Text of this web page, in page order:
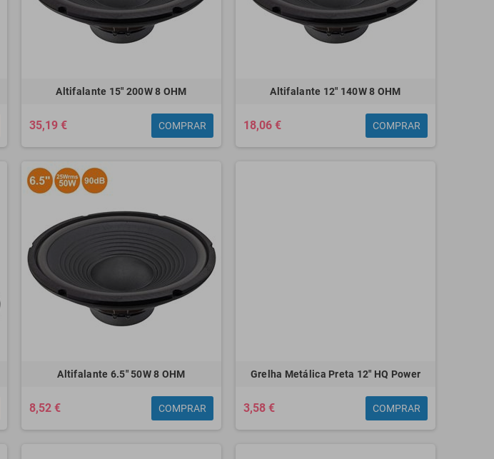
Altifalante 15" 200W 8 OHM
35,19 € COMPRAR
Altifalante 12" 140W 8 OHM
18,06 € COMPRAR
Altifalante 6.5" 50W 8 OHM
8,52 € COMPRAR
Grelha Metálica Preta 12" HQ Power
3,58 € COMPRAR